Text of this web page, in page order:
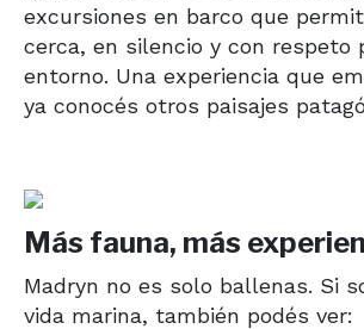
excursiones en barco que
cerca, en silencio y con respeto
entorno. Una experiencia que
ya conocés otros paisajes
Más fauna, más
Madryn no es solo ballenas. Si
vida marina, también podés ver: